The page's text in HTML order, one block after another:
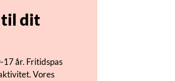
til dit
år. Fritidspas
Vores